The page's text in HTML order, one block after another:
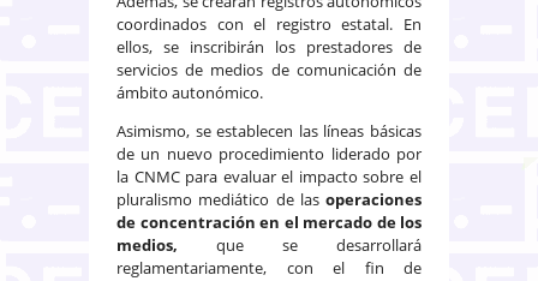
coordinados con el registro estatal. En
ellos, se inscribirán los prestadores de
servicios de medios de comunicación de
ámbito autonómico.
Asimismo, se establecen las líneas básicas
de un nuevo procedimiento liderado por
la CNMC para evaluar el impacto sobre el
pluralismo mediático de las operaciones
de concentración en el mercado de los
medios, que se desarrollará
reglamentariamente, con el fin de